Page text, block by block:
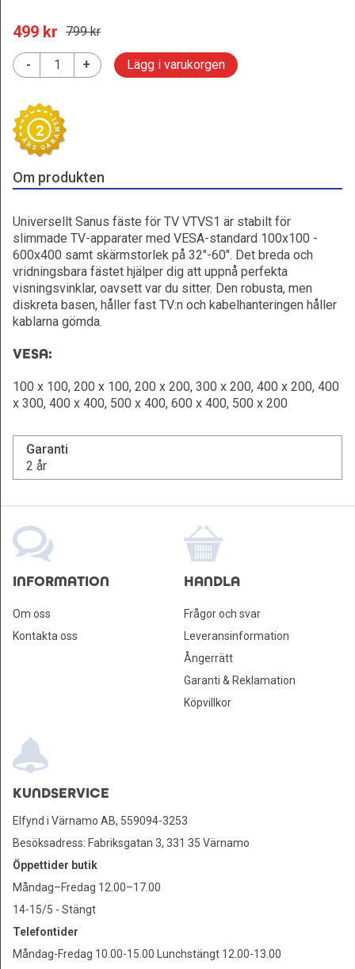
499 kr 799 kr
- + Lägg i varukorgen
2
Om produkten
Universellt Sanus fäste för TV VTVS1 är stabilt för
slimmade TV-apparater med VESA-standard 100x100 -
600x400 samt skärmstorlek på 32"-60". Det breda och
vridningsbara fästet hjälper dig att uppnå perfekta
visningsvinklar, oavsett var du sitter. Den robusta, men
diskreta basen, håller fast TV:n och kabelhanteringen håller
kablarna gömda.
VESA:
100 x 100, 200 x 100, 200 x 200, 300 x 200, 400 x 200, 400
x 300, 400 x 400, 500 x 400, 600 x 400, 500 x 200
Garanti
2 år
INFORMATION
Om oss
Kontakta oss
HANDLA
Frågor och svar
Leveransinformation
Ångerrätt
Garanti & Reklamation
Köpvillkor
KUNDSERVICE
Elfynd i Värnamo AB, 559094-3253
Besöksadress: Fabriksgatan 3, 331 35 Värnamo
Öppettider butik
Måndag–Fredag 12.00–17.00
14-15/5 - Stängt
Telefontider
Måndag-Fredag 10.00-15.00 Lunchstängt 12.00-13.00